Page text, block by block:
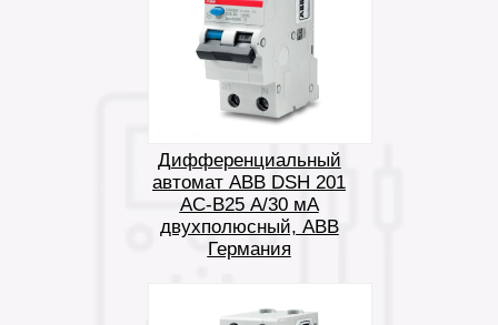
Дифференциальный
автомат ABB DSH 201
AC-B25 А/30 мА
двухполюсный, ABB
Германия